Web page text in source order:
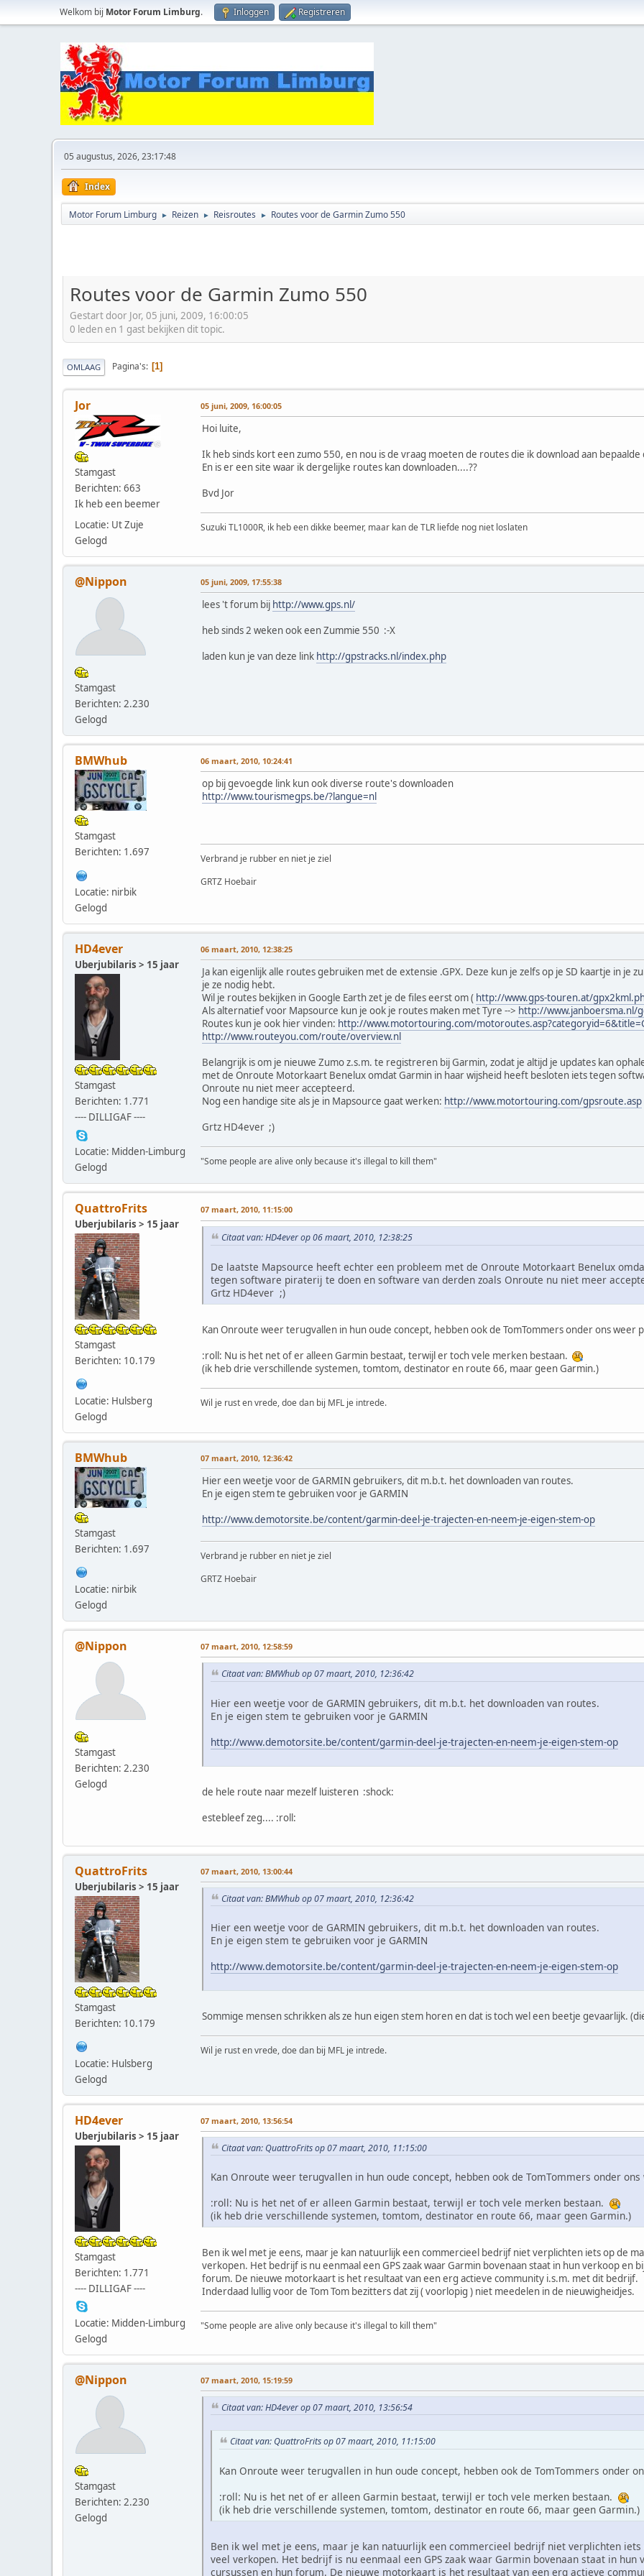
Welkom bij Motor Forum Limburg. Inloggen Registreren
05 augustus, 2026, 23:17:48
Index
Motor Forum Limburg ► Reizen ► Reisroutes ► Routes voor de Garmin Zumo 550
Routes voor de Garmin Zumo 550
Gestart door Jor, 05 juni, 2009, 16:00:05
0 leden en 1 gast bekijken dit topic.
OMLAAG Pagina's 1
Jor
Stamgast
Berichten: 663
Ik heb een beemer
Locatie: Ut Zuje
Gelogd
05 juni, 2009, 16:00:05
Hoi luite,
Ik heb sinds kort een zumo 550, en nou is de vraag moeten de routes die ik download aan
En is er een site waar ik dergelijke routes kan downloaden....??
Bvd Jor
Suzuki TL1000R, ik heb een dikke beemer, maar kan de TLR liefde nog niet loslaten
@Nippon
Stamgast
Berichten: 2.230
Gelogd
05 juni, 2009, 17:55:38
lees 't forum bij http://www.gps.nl/
heb sinds 2 weken ook een Zummie 550 :-X
laden kun je van deze link http://gpstracks.nl/index.php
BMWhub
Stamgast
Berichten: 1.697
Locatie: nirbik
Gelogd
06 maart, 2010, 10:24:41
op bij gevoegde link kun ook diverse route's downloaden
http://www.tourismegps.be/?langue=nl
Verbrand je rubber en niet je ziel
GRTZ Hoebair
HD4ever
Uberjubilaris > 15 jaar
Stamgast
Berichten: 1.771
---- DILLIGAF ----
Locatie: Midden-Limburg
Gelogd
06 maart, 2010, 12:38:25
Ja kan eigenlijk alle routes gebruiken met de extensie .GPX. Deze kun je zelfs op je SD kaartje in je
je ze nodig hebt.
Wil je routes bekijken in Google Earth zet je de files eerst om ( http://www.gps-touren.at/
Als alternatief voor Mapsource kun je ook je routes maken met Tyre --> http://www.janboersma.nl/
Routes kun je ook hier vinden: http://www.motortouring.com/
http://www.routeyou.com/route/overview.nl
Belangrijk is om je nieuwe Zumo z.s.m. te registreren bij Garmin, zodat je altijd je updates kan
met de Onroute Motorkaart Benelux omdat Garmin in haar wijsheid heeft besloten iets tegen
Onroute nu niet meer accepteerd.
Nog een handige site als je in Mapsource gaat werken: http://www.motortouring.com/gpsroute.asp
Grtz HD4ever ;)
"Some people are alive only because it's illegal to kill them"
QuattroFrits
Uberjubilaris > 15 jaar
Stamgast
Berichten: 10.179
Locatie: Hulsberg
Gelogd
07 maart, 2010, 11:15:00
Citaat van: HD4ever op 06 maart, 2010, 12:38:25
De laatste Mapsource heeft echter een probleem met de Onroute Motorkaart Benelux
tegen software piraterij te doen en software van derden zoals Onroute nu niet meer
Grtz HD4ever ;)
Kan Onroute weer terugvallen in hun oude concept, hebben ook de TomTommers onder ons weer
:roll: Nu is het net of er alleen Garmin bestaat, terwijl er toch vele merken bestaan.
(ik heb drie verschillende systemen, tomtom, destinator en route 66, maar geen Garmin.)
Wil je rust en vrede, doe dan bij MFL je intrede.
BMWhub
Stamgast
Berichten: 1.697
Locatie: nirbik
Gelogd
07 maart, 2010, 12:36:42
Hier een weetje voor de GARMIN gebruikers, dit m.b.t. het downloaden van routes.
En je eigen stem te gebruiken voor je GARMIN
http://www.demotorsite.be/content/garmin-deel-je-trajecten-en-neem-je-eigen-stem-op
Verbrand je rubber en niet je ziel
GRTZ Hoebair
@Nippon
Stamgast
Berichten: 2.230
Gelogd
07 maart, 2010, 12:58:59
Citaat van: BMWhub op 07 maart, 2010, 12:36:42
Hier een weetje voor de GARMIN gebruikers, dit m.b.t. het downloaden van routes.
En je eigen stem te gebruiken voor je GARMIN
http://www.demotorsite.be/content/garmin-deel-je-trajecten-en-neem-je-eigen-stem-op
de hele route naar mezelf luisteren :shock:
estebleef zeg.... :roll:
QuattroFrits
Uberjubilaris > 15 jaar
Stamgast
Berichten: 10.179
Locatie: Hulsberg
Gelogd
07 maart, 2010, 13:00:44
Citaat van: BMWhub op 07 maart, 2010, 12:36:42
Hier een weetje voor de GARMIN gebruikers, dit m.b.t. het downloaden van routes.
En je eigen stem te gebruiken voor je GARMIN
http://www.demotorsite.be/content/garmin-deel-je-trajecten-en-neem-je-eigen-stem-op
Sommige mensen schrikken als ze hun eigen stem horen en dat is toch wel een beetje gevaarlijk.
Wil je rust en vrede, doe dan bij MFL je intrede.
HD4ever
Uberjubilaris > 15 jaar
Stamgast
Berichten: 1.771
---- DILLIGAF ----
Locatie: Midden-Limburg
Gelogd
07 maart, 2010, 13:56:54
Citaat van: QuattroFrits op 07 maart, 2010, 11:15:00
Kan Onroute weer terugvallen in hun oude concept, hebben ook de TomTommers onder
:roll: Nu is het net of er alleen Garmin bestaat, terwijl er toch vele merken bestaan.
(ik heb drie verschillende systemen, tomtom, destinator en route 66, maar geen Garmin.)
Ben ik wel met je eens, maar je kan natuurlijk een commercieel bedrijf niet verplichten iets op de
verkopen. Het bedrijf is nu eenmaal een GPS zaak waar Garmin bovenaan staat in hun verkoop en
forum. De nieuwe motorkaart is het resultaat van een erg actieve community i.s.m. met dit bedrijf.
Inderdaad lullig voor de Tom Tom bezitters dat zij ( voorlopig ) niet meedelen in de nieuwigheidjes.
"Some people are alive only because it's illegal to kill them"
@Nippon
Stamgast
Berichten: 2.230
Gelogd
07 maart, 2010, 15:19:59
Citaat van: HD4ever op 07 maart, 2010, 13:56:54
Citaat van: QuattroFrits op 07 maart, 2010, 11:15:00
Kan Onroute weer terugvallen in hun oude concept, hebben ook de TomTommers onder
:roll: Nu is het net of er alleen Garmin bestaat, terwijl er toch vele merken bestaan.
(ik heb drie verschillende systemen, tomtom, destinator en route 66, maar geen Garmin.)
Ben ik wel met je eens, maar je kan natuurlijk een commercieel bedrijf niet verplichten iets
veel verkopen. Het bedrijf is nu eenmaal een GPS zaak waar Garmin bovenaan staat in
cursussen en hun forum. De nieuwe motorkaart is het resultaat van een erg actieve